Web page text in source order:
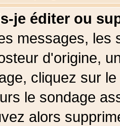
je éditer ou
messages, les
d'origine,
cliquez sur
le sondage
alors